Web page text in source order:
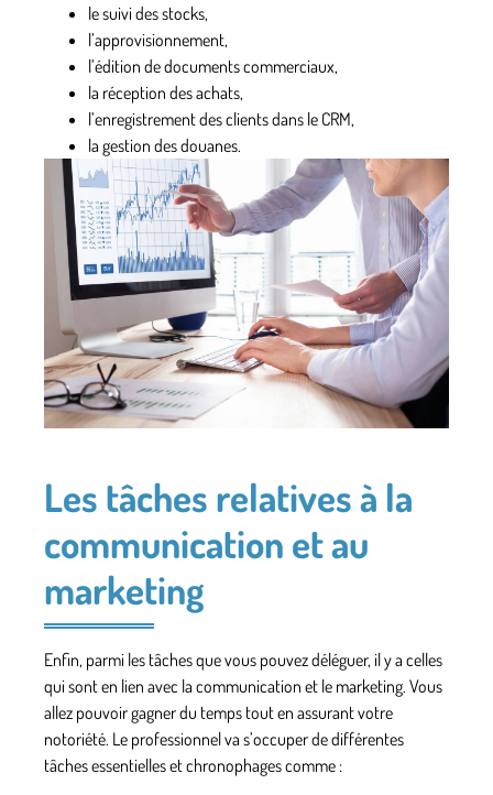
le suivi des stocks,
l’approvisionnement,
l’édition de documents commerciaux,
la réception des achats,
l’enregistrement des clients dans le CRM,
la gestion des douanes.
Les tâches relatives à la
communication et au
marketing
Enfin, parmi les tâches que vous pouvez déléguer, il y a celles
qui sont en lien avec la communication et le marketing. Vous
allez pouvoir gagner du temps tout en assurant votre
notoriété. Le professionnel va s’occuper de différentes
tâches essentielles et chronophagescomme :